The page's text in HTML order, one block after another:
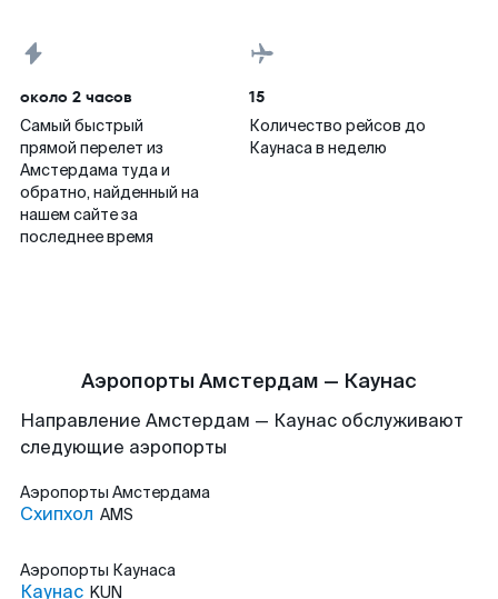
около 2 часов
Самый быстрый
прямой перелет из
Амстердама туда и
обратно, найденный на
нашем сайте за
последнее время
15
Количество рейсов до
Каунаса в неделю
Аэропорты Амстердам — Каунас
Направление Амстердам — Каунас обслуживают
следующие аэропорты
Аэропорты Амстердама
Схипхол AMS
Аэропорты Каунаса
Каунас KUN